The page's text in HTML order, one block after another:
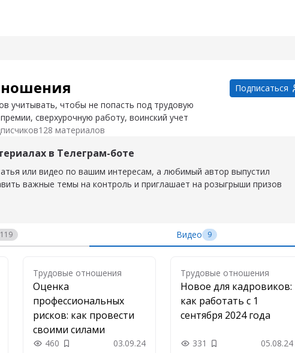
учитывать, чтобы не попасть под трудовую
сверхурочную работу, воинский учет
Подписаться
128 материалов
в Телеграм-боте
или видео по вашим интересам, а любимый автор выпустил
важные темы на контроль и приглашает на розыгрыши призов
119 Видео 9
Трудовые отношения
Оценка
профессиональных
рисков: как провести
своими силами
460 Добавить в закладки
03.09.24
Трудовые отношения
Новое для кадровиков:
как работать с 1
сентября 2024 года
331 Добавить в закладки
05.08.24